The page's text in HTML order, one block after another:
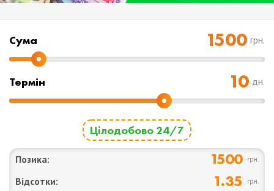
Cума грн.
Термін дн.
Цілодобово 24/7
Позика: 1500 грн.
Відсотки: 1.35 грн.